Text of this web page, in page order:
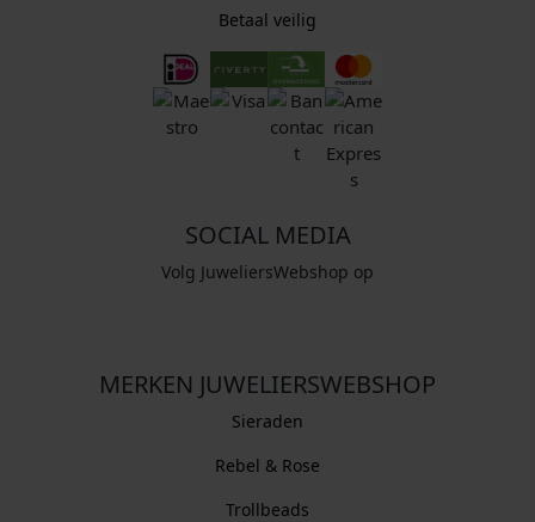
Betaal veilig
SOCIAL MEDIA
Volg JuweliersWebshop op
MERKEN JUWELIERSWEBSHOP
Sieraden
Rebel & Rose
Trollbeads